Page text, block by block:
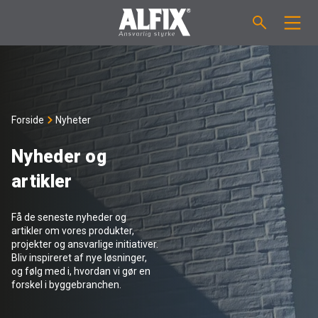
Støpemasse ”Mix”
Sparkelmasse "Mix"
Våtromsmembraner
Flislim "Fix"
Binder / Primer
VEILEDNINGER
FORBRUKSKALKULATOR
OM ALFIX
Om Alfix
Bærekraftighet
NYHETER
KONTAKT
Forside Nyheter
Nyheder og
artikler
Få de seneste nyheder og
artikler om vores produkter,
projekter og ansvarlige initiativer.
Bliv inspireret af nye løsninger,
og følg med i, hvordan vi gør en
forskel i byggebranchen.